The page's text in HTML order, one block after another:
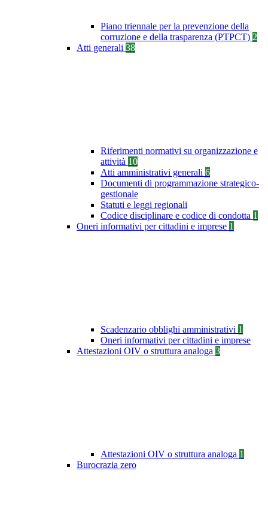
Piano triennale per la prevenzione della
corruzione e della trasparenza (PTPCT) 2
Atti generali 38
Riferimenti normativi su organizzazione e
attività 10
Atti amministrativi generali 6
Documenti di programmazione strategico-
gestionale
Statuti e leggi regionali
Codice disciplinare e codice di condotta 1
Oneri informativi per cittadini e imprese 1
Scadenzario obblighi amministrativi 1
Oneri informativi per cittadini e imprese
Attestazioni OIV o struttura analoga 3
Attestazioni OIV o struttura analoga 1
Burocrazia zero